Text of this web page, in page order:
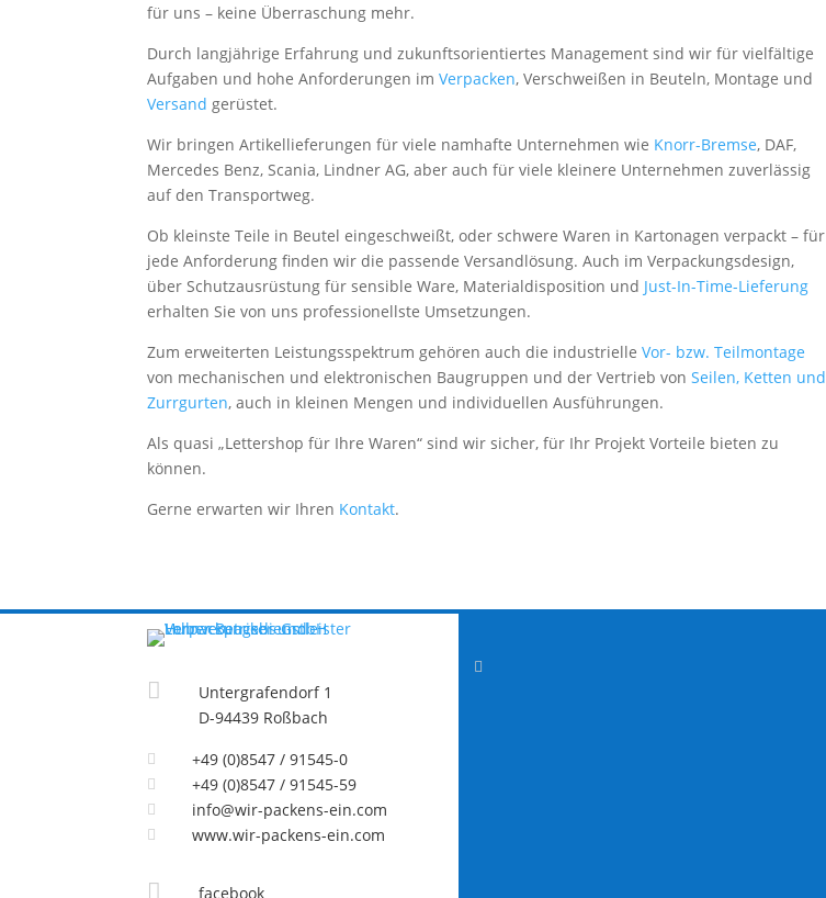
für uns – keine Überraschung mehr.
Durch langjährige Erfahrung und zukunftsorientiertes Management sind wir für vielfältige
Aufgaben und hohe Anforderungen imVerpacken, Verschweißen in Beuteln, Montage und
Versand gerüstet.
Wir bringen Artikellieferungen für viele namhafte Unternehmen wie Knorr-Bremse, DAF,
Mercedes Benz, Scania, Lindner AG, aber auch für viele kleinere Unternehmen zuverlässig
auf den Transportweg.
Ob kleinste Teile in Beutel eingeschweißt, oder schwere Waren in Kartonagen verpackt – für
jede Anforderung finden wir die passende Versandlösung. Auch im Verpackungsdesign,
über Schutzausrüstung für sensible Ware, Materialdisposition und Just-In-Time-Lieferung
erhalten Sie von uns professionellste Umsetzungen.
Zum erweiterten Leistungsspektrum gehören auch die industrielleVor- bzw. Teilmontage
von mechanischen und elektronischen Baugruppen und der Vertrieb vonSeilen, Ketten und
Zurrgurten, auch in kleinen Mengen und individuellen Ausführungen.
Als quasi „Lettershop für Ihre Waren“ sind wir sicher, für Ihr Projekt Vorteile bieten zu
können.
Gerne erwarten wir Ihren Kontakt.

Untergrafendorf 1
D-94439 Roßbach
 +49 (0)8547 / 91545-0
 +49 (0)8547 / 91545-59
 info@wir-packens-ein.com
 www.wir-packens-ein.com
 facebook
